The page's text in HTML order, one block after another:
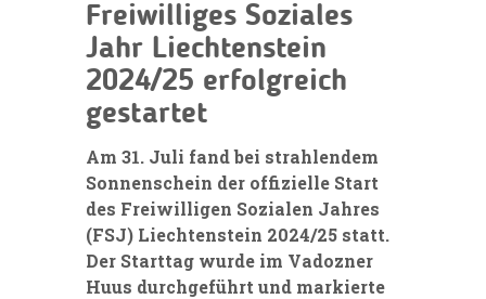
Freiwilliges Soziales
Jahr Liechtenstein
2024/25 erfolgreich
gestartet
Am 31. Juli fand bei strahlendem
Sonnenschein der offizielle Start
des Freiwilligen Sozialen Jahres
(FSJ) Liechtenstein 2024/25 statt.
Der Starttag wurde im Vadozner
Huus durchgeführt und markierte